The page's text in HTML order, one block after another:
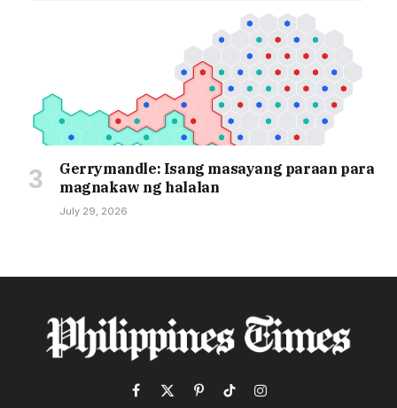
Gerrymandle: Isang masayang paraan para
magnakaw ng halalan
July 29, 2026
Facebook
X PinterestTikTokInstagram